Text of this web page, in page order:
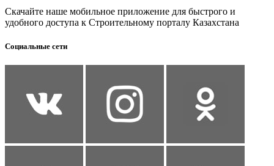
Скачайте наше мобильное приложение для быстрого и
удобного доступа к Строительному порталу Казахстана
Социальные сети